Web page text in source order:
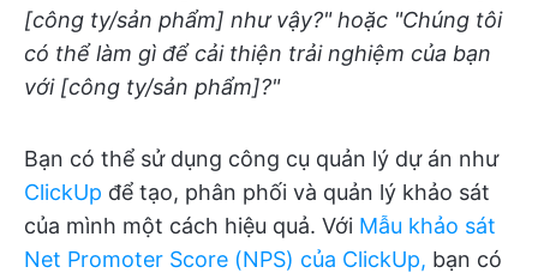
[công ty/sản phẩm] như vậy?" hoặc "Chúng tôi
có thể làm gì để cải thiện trải nghiệm của bạn
với [công ty/sản phẩm]?"
Bạn có thể sử dụng công cụ quản lý dự án như
ClickUp để tạo, phân phối và quản lý khảo sát
của mình một cách hiệu quả. Với Mẫu khảo sát
Net Promoter Score (NPS) của ClickUp, bạn có